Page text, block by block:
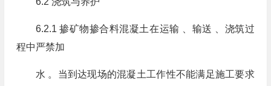
6.2.1 掺矿物掺合料混凝土在运输 、输送 、浇筑过
程中严禁加
水 。当到达现场的混凝土工作性不能满足施工要求